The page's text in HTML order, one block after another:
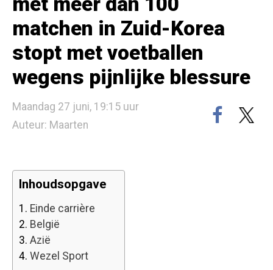
matchen in Zuid-Korea
stopt met voetballen
wegens pijnlijke blessure
Maandag 27 juni, 19:15 uur
Auteur: Maarten
Inhoudsopgave
1. Einde carrière
2. België
3. Azië
4. Wezel Sport